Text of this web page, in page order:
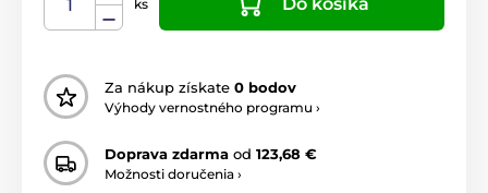
ks
Za nákup získate 0 bodov
Výhody vernostného programu ›
Doprava zdarma od 123,68 €
Možnosti doručenia ›